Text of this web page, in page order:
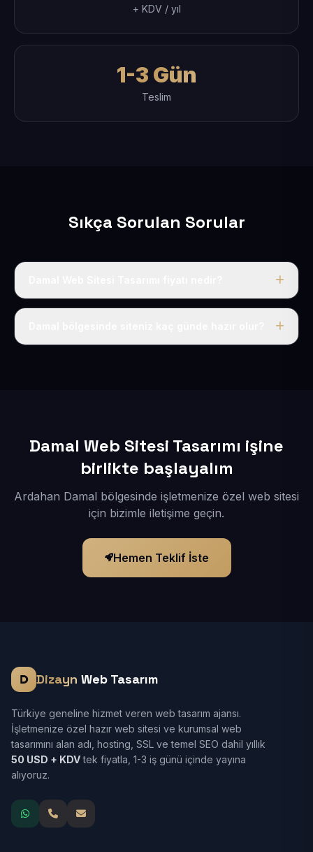
+ KDV / yıl
1-3 Gün
Teslim
Sıkça Sorulan Sorular
Tek fiyat uygulanır: yıllık 50 USD + KDV. Bu bedele alan
Damal Web Sitesi Tasarımı işine
birlikte başlayalım
Ardahan Damal bölgesinde işletmenize özel web sitesi
için bizimle iletişime geçin.
Hemen Teklif İste
Dizayn Web Tasarım
Türkiye geneline hizmet veren web tasarım ajansı.
İşletmenize özel hazır web sitesi ve kurumsal web
tasarımını alan adı, hosting, SSL ve temel SEO dahil yıllık
50 USD + KDVtek fiyatla, 1-3 iş günü içinde yayına
alıyoruz.